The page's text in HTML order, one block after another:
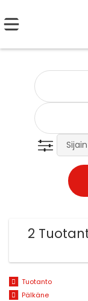
2
Tuotanto
Pälkäne